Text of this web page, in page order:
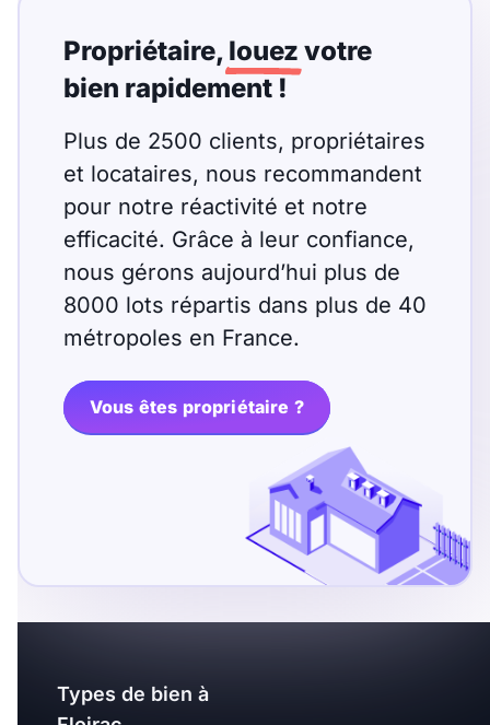
Promotions
Mettre en avant les
promotions sur honoraires
Propriétaire, louez votre
bien rapidement !
Plus de 2500 clients, propriétaires
et locataires, nous recommandent
pour notre réactivité et notre
efficacité. Grâce à leur confiance,
nous gérons aujourd’hui plus de
8000 lots répartis dans plus de 40
métropoles en France.
Vous êtes propriétaire ?
Types de bien à